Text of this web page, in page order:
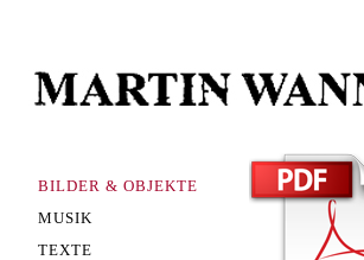
BILDER & OBJEKTE
MUSIK
TEXTE